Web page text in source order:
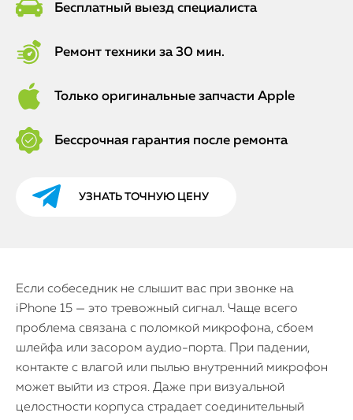
Бесплатный выезд специалиста
Ремонт техники за 30 мин.
Только оригинальные запчасти Apple
Бессрочная гарантия после ремонта
УЗНАТЬ ТОЧНУЮ ЦЕНУ
Если собеседник не слышит вас при звонке на
iPhone 15 — это тревожный сигнал. Чаще всего
проблема связана с поломкой микрофона, сбоем
шлейфа или засором аудио-порта. При падении,
контакте с влагой или пылью внутренний микрофон
может выйти из строя. Даже при визуальной
целостности корпуса страдает соединительный